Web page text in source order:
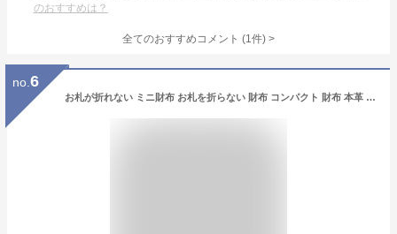
のおすすめは？
全てのおすすめコメント (1件) >
no. 6
お札が折れない ミニ財布 お札を折らない 財布 コンパクト 財布 本革 レディース 名入れ ブランド ポルコロッソ 栃木レザー カードケース 日本製 メンズ 男性 女性 小銭入れ付き ギフト 誕生日 母の日 還暦祝い 赤 プレゼント [sokunou]